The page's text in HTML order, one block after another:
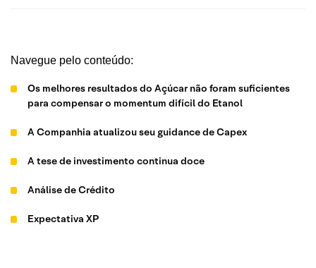
Navegue pelo conteúdo:
Os melhores resultados do Açúcar não foram suficientes
para compensar o momentum difícil do Etanol
A Companhia atualizou seu guidance de Capex
A tese de investimento continua doce
Análise de Crédito
Expectativa XP